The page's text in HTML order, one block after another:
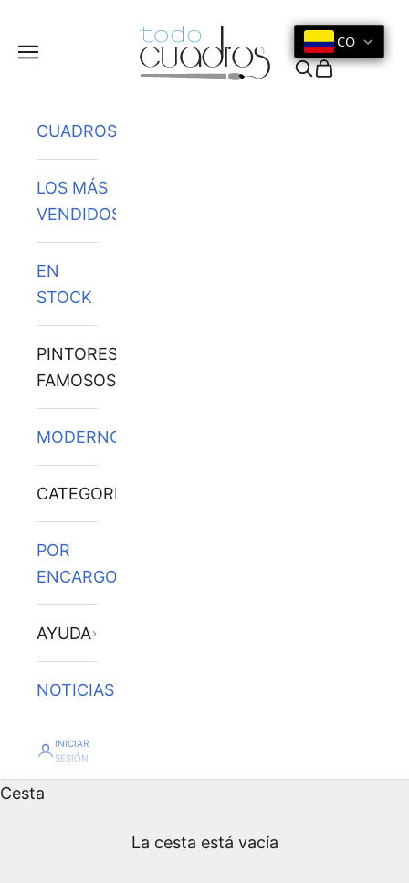
Menú
CO
Buscar
Cesta
CUADROS
LOS MÁS
VENDIDOS
EN
STOCK
PINTORES
FAMOSOS
MODERNOS
CATEGORÍAS
POR
ENCARGO
AYUDA
NOTICIAS
INICIAR
SESIÓN
Cesta
La cesta está vacía